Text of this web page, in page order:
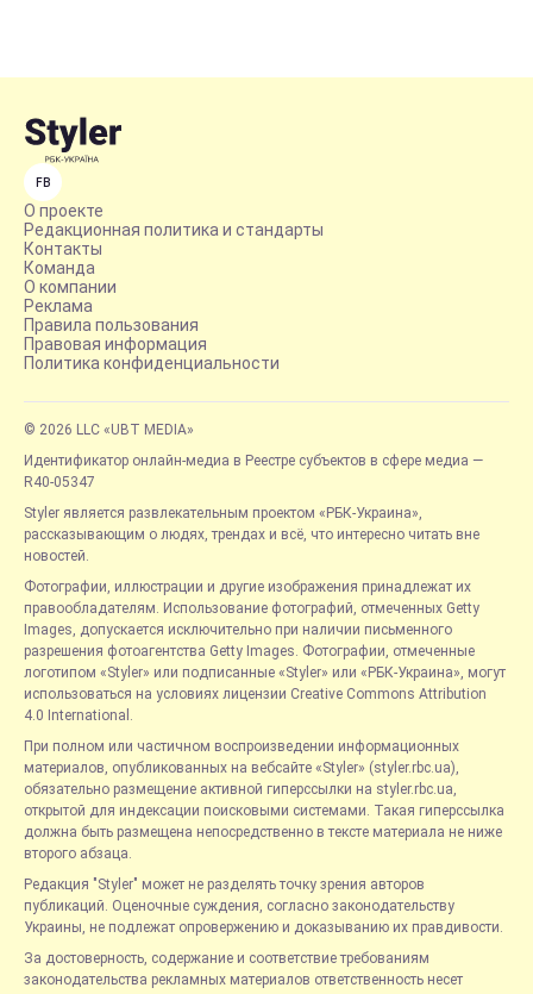
FB
О проекте
Редакционная политика и стандарты
Контакты
Команда
О компании
Реклама
Правила пользования
Правовая информация
Политика конфиденциальности
© 2026 LLC «UBT MEDIA»
Идентификатор онлайн-медиа в Реестре субъектов в сфере медиа —
R40-05347
Styler является развлекательным проектом «РБК-Украина»,
рассказывающим о людях, трендах и всё, что интересно читать вне
новостей.
Фотографии, иллюстрации и другие изображения принадлежат их
правообладателям. Использование фотографий, отмеченных Getty
Images, допускается исключительно при наличии письменного
разрешения фотоагентства Getty Images. Фотографии, отмеченные
логотипом «Styler» или подписанные «Styler» или «РБК-Украина», могут
использоваться на условиях лицензии Creative Commons Attribution
4.0 International.
При полном или частичном воспроизведении информационных
материалов, опубликованных на вебсайте «Styler» (styler.rbc.ua),
обязательно размещение активной гиперссылки на styler.rbc.ua,
открытой для индексации поисковыми системами. Такая гиперссылка
должна быть размещена непосредственно в тексте материала не ниже
второго абзаца.
Редакция "Styler" может не разделять точку зрения авторов
публикаций. Оценочные суждения, согласно законодательству
Украины, не подлежат опровержению и доказыванию их правдивости.
За достоверность, содержание и соответствие требованиям
законодательства рекламных материалов ответственность несет